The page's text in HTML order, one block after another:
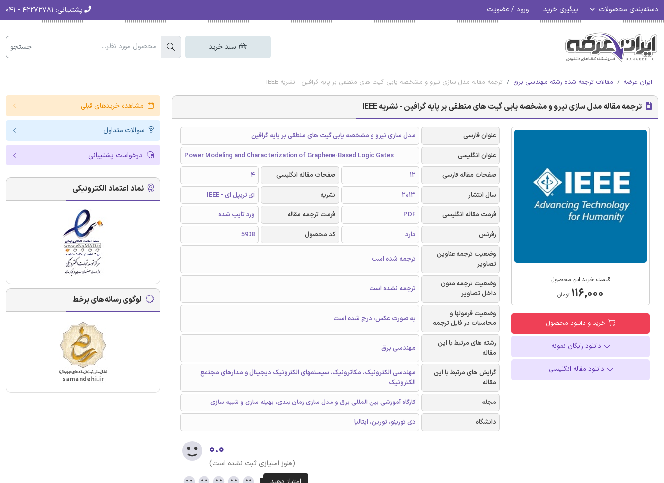
دسته‌بندی محصولات پیگیری خرید ورود / عضویت پشتیبانی:
سبد خرید جستجو
ایران عرضه مقالات ترجمه شده رشته مهندسی برق ترجمه مقاله مدل سازی نیرو و مشخصه یابی گیت های منطقی بر پایه گرافین - نشریه IEEE
ترجمه مقاله مدل سازی نیرو و مشخصه یابی گیت های منطقی بر پایه گرافین - نشریه IEEE
قیمت خرید این محصول
۱۱۶,۰۰۰ تومان
خرید و دانلود محصول
دانلود رایگان نمونه
دانلود مقاله انگلیسی
عنوان فارسی
مدل سازی نیرو و مشخصه یابی گیت های منطقی بر پایه گرافین
عنوان انگلیسی
Power Modeling and Characterization of Graphene-Based Logic Gates
صفحات مقاله فارسی
12 صفحات مقاله انگلیسی
4
سال انتشار
2013 نشریه
آی تریپل ای - IEEE
فرمت مقاله انگلیسی
PDF فرمت ترجمه مقاله
ورد تایپ شده
رفرنس
دارد کد محصول
5908
وضعیت ترجمه عناوین
تصاویر
ترجمه شده است
وضعیت ترجمه متون
داخل تصاویر
ترجمه نشده است
وضعیت فرمولها و
محاسبات در فایل ترجمه
به صورت عکس، درج شده است
رشته های مرتبط با این
مقاله
مهندسی برق
گرایش های مرتبط با این
مقاله
مهندسی الکترونیک، مکاترونیک، سیستمهای الکترونیک دیجیتال و مدارهای مجتمع
الکترونیک
مجله
کارگاه آموزشی بین المللی برق و مدل سازی زمان بندی، بهینه سازی و شبیه سازی
دانشگاه
دی تورینو، تورین، ایتالیا
۰.۰
(هنوز امتیازی ثبت نشده است)
مشاهده خریدهای قبلی
سوالات متداول
درخواست پشتیبانی
نماد اعتماد الکترونیکی
لوگوی رسانه‌های برخط